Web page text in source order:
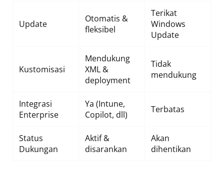
Update
Otomatis &
fleksibel
Terikat
Windows
Update
Kustomisasi
Mendukung
XML &
deployment
Tidak
mendukung
Integrasi
Enterprise
Ya (Intune,
Copilot, dll)
Terbatas
Status
Dukungan
Aktif &
disarankan
Akan
dihentikan